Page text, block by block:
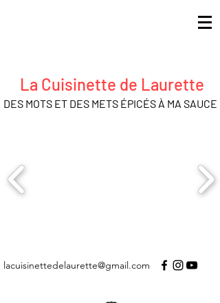
La Cuisinette de Laurette
DES MOTS ET DES METS ÉPICÉS À MA SAUCE
lacuisinettedelaurette@gmail.com